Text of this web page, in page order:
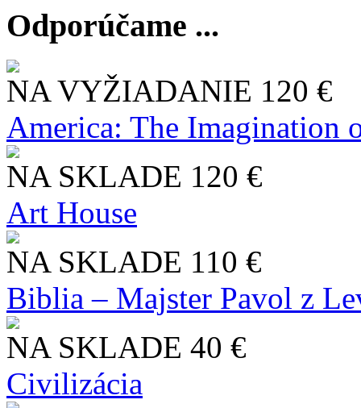
Odporúčame ...
NA VYŽIADANIE 120 €
America: The Imagination
NA SKLADE 120 €
Art House
NA SKLADE 110 €
Biblia – Majster Pavol z
NA SKLADE 40 €
Civilizácia